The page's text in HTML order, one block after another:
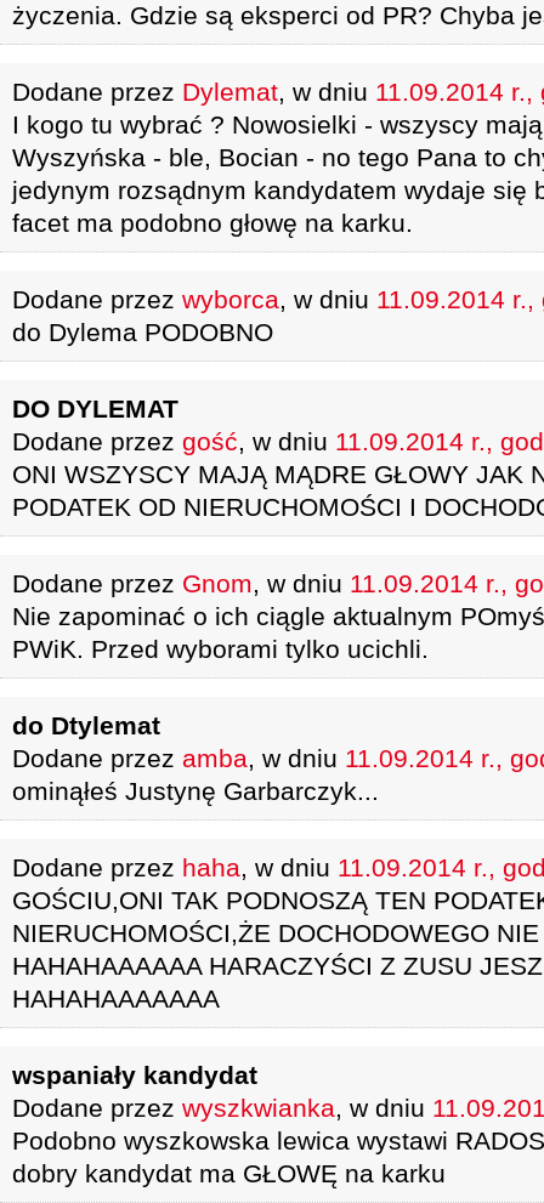
życzenia. Gdzie są eksperci od PR? Chyba
Dodane przez Dylemat, w dniu 11.09.2014 r.,
I kogo tu wybrać ? Nowosielki - wszyscy
Wyszyńska - ble, Bocian - no tego Pana to
jedynym rozsądnym kandydatem wydaje się
facet ma podobno głowę na karku.
Dodane przez wyborca, w dniu 11.09.2014
do Dylema PODOBNO
DO DYLEMAT
Dodane przez gość, w dniu 11.09.2014 r.,
ONI WSZYSCY MAJĄ MĄDRE GŁOWY JAK
PODATEK OD NIERUCHOMOŚCI I
Dodane przez Gnom, w dniu 11.09.2014 r.,
Nie zapominać o ich ciągle aktualnym
PWiK. Przed wyborami tylko ucichli.
do Dtylemat
Dodane przez amba, w dniu 11.09.2014 r.,
ominąłeś Justynę Garbarczyk...
Dodane przez haha, w dniu 11.09.2014 r.,
GOŚCIU,ONI TAK PODNOSZĄ TEN
NIERUCHOMOŚCI,ŻE DOCHODOWEGO
HAHAHAAAAAA HARACZYŚCI Z ZUSU
HAHAHAAAAAAA
wspaniały kandydat
Dodane przez wyszkwianka, w dniu
Podobno wyszkowska lewica wystawi
dobry kandydat ma GŁOWĘ na karku